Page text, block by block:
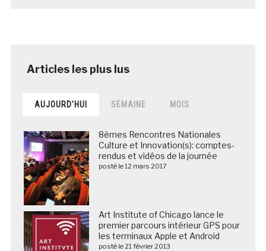
AUJOURD’HUI SEMAINE MOIS
8èmes Rencontres Nationales
Culture et Innovation(s): comptes-
rendus et vidéos de la journée
posté le 12 mars 2017
Art Institute of Chicago lance le
premier parcours intérieur GPS pour
les terminaux Apple et Android
posté le 21 février 2013